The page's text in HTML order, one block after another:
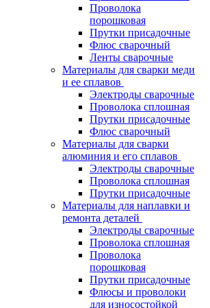
Проволока
порошковая
Прутки присадочные
Флюс сварочный
Ленты сварочные
Материалы для сварки меди
и ее сплавов
Электроды сварочные
Проволока сплошная
Прутки присадочные
Флюс сварочный
Материалы для сварки
алюминия и его сплавов
Электроды сварочные
Проволока сплошная
Прутки присадочные
Материалы для наплавки и
ремонта деталей
Электроды сварочные
Проволока сплошная
Проволока
порошковая
Прутки присадочные
Флюсы и проволоки
для износостойкой